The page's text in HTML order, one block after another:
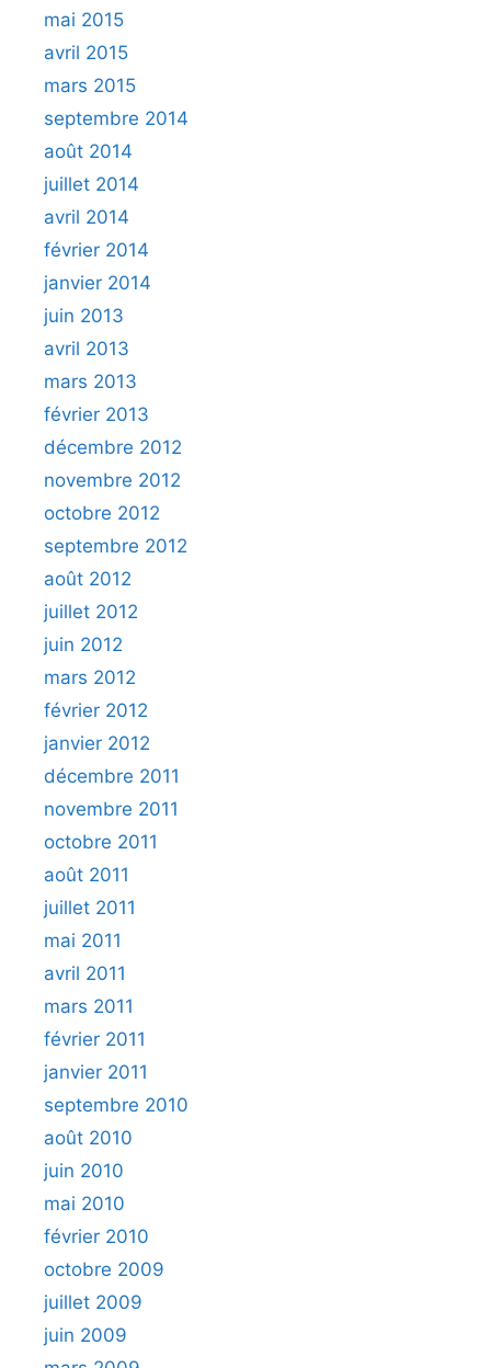
mai 2015
avril 2015
mars 2015
septembre 2014
août 2014
juillet 2014
avril 2014
février 2014
janvier 2014
juin 2013
avril 2013
mars 2013
février 2013
décembre 2012
novembre 2012
octobre 2012
septembre 2012
août 2012
juillet 2012
juin 2012
mars 2012
février 2012
janvier 2012
décembre 2011
novembre 2011
octobre 2011
août 2011
juillet 2011
mai 2011
avril 2011
mars 2011
février 2011
janvier 2011
septembre 2010
août 2010
juin 2010
mai 2010
février 2010
octobre 2009
juillet 2009
juin 2009